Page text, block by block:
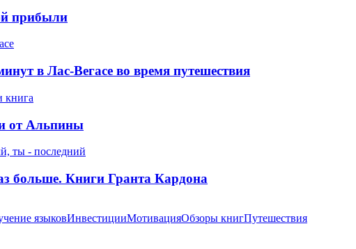
прибыли
в Лас-Вегасе во время путешествия
от Альпины
больше. Книги Грантa Кардона
языковИнвестицииМотивацияОбзоры книгПутешествия